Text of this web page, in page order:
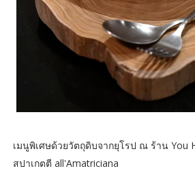
เมนูพิเศษด้วยวัตถุดิบจากยุโรป ณ ร้าน You
สปาเกตตี all'Amatriciana